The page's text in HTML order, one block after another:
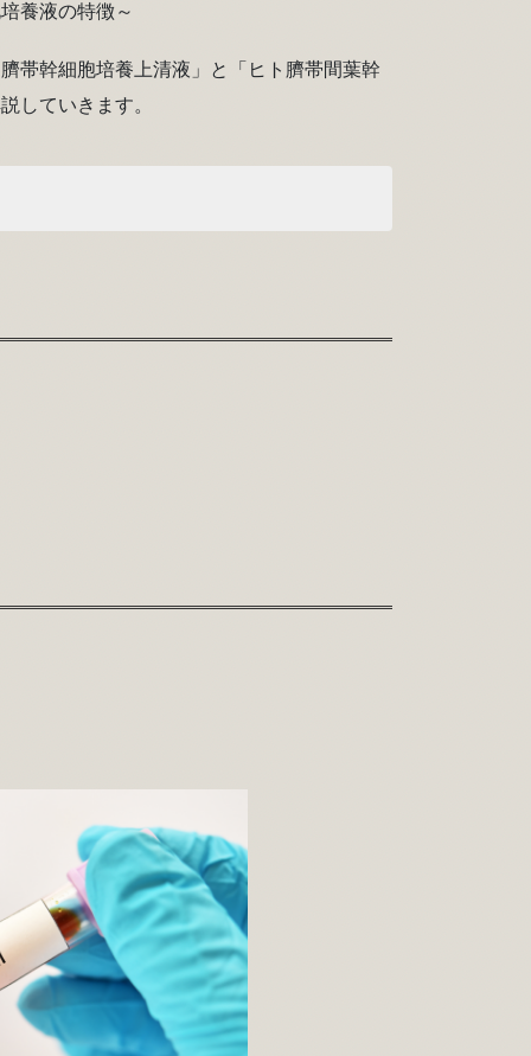
養液の特徴～
帯幹細胞培養上清液」と「ヒト臍帯間葉幹
していきます。